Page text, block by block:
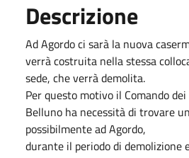
Descrizione
Ad Agordo ci sarà la nuova
verrà costruita nella stessa
sede, che verrà demolita.
Per questo motivo il Comando
Belluno ha necessità di trovare
possibilmente ad Agordo,
durante il periodo di demolizione